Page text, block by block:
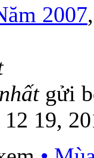
2007
gửi
19,